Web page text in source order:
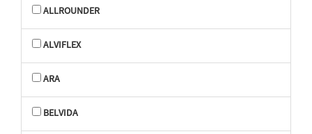
ALLROUNDER
ALVIFLEX
ARA
BELVIDA